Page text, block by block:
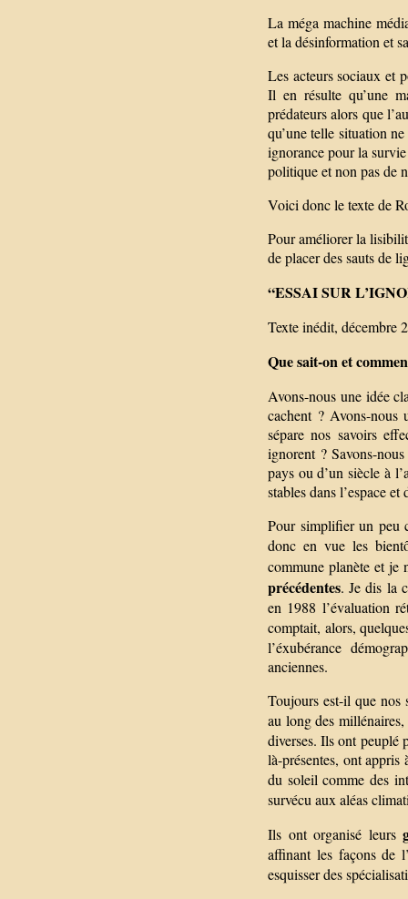
La méga machine
et la désinformation et
Les acteurs sociaux et
Il en résulte qu’une
prédateurs alors que
qu’une telle situation
ignorance pour la
politique et non pas de
Voici donc le texte de
Pour améliorer la
de placer des sauts de
“ESSAI SUR
Texte inédit, décembre
Que sait-on et
Avons-nous une idée
cachent ? Avons-nous
sépare nos savoirs
ignorent ? Savons-
pays ou d’un siècle à
stables dans l’espace et
Pour simplifier un peu
donc en vue les
commune planète et je
précédentes. Je dis la
en 1988 l’évaluation
comptait, alors,
l’éxubérance
anciennes.
Toujours est-il que nos
au long des millénaires,
diverses. Ils ont peuplé
là-présentes, ont appris
du soleil comme des
survécu aux aléas
Ils ont organisé leurs
affinant les façons de
esquisser des